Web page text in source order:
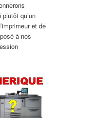
qu’un
et de
à nos